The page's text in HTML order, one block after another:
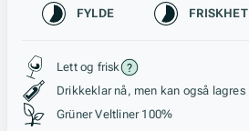
Karakteristikk
FYLDE FRISKHET
Stil, lagring og råstoff
Lett og frisk
Drikkeklar nå, men kan også lagres
Grüner Veltliner 100%